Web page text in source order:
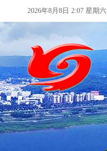
2026年8月8日 2:07 星期六